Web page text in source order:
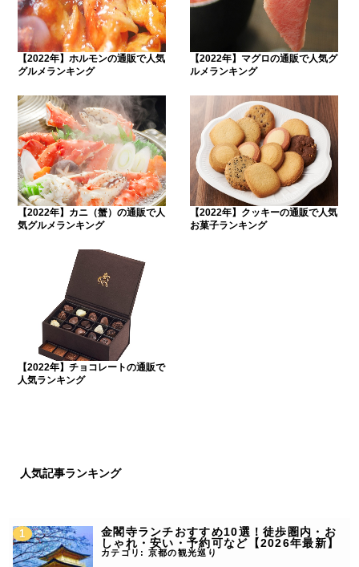
【2022年】ホルモンの通販で人気
グルメランキング
【2022年】マグロの通販で人気グ
ルメランキング
【2022年】カニ（蟹）の通販で人
気グルメランキング
【2022年】クッキーの通販で人気
お菓子ランキング
【2022年】チョコレートの通販で
人気ランキング
人気記事ランキング
金閣寺ランチおすすめ10選！徒歩圏内・お
しゃれ・安い・予約可など【2026年最新】
カテゴリ: 京都の観光巡り